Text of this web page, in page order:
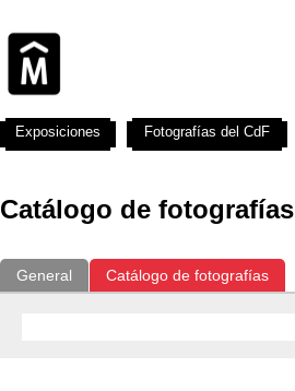
Catálogo de fotografías
General Catálogo de fotografías
Exposiciones Fotografías del CdF